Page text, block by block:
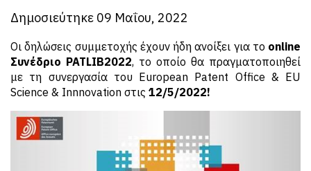
Δημοσιεύτηκε 09 Μαΐου, 2022
Οι δηλώσεις συμμετοχής έχουν ήδη ανοίξει για το online
Συνέδριο PATLIB2022, το οποίο θα πραγματοποιηθεί
με τη συνεργασία του European Patent Office & EU
Science & Innnovation στις 12/5/2022!